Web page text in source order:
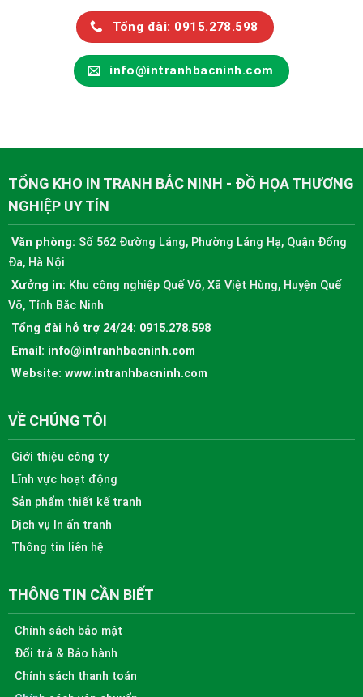
Tổng đài: 0915.278.598
info@intranhbacninh.com
TỔNG KHO IN TRANH BẮC NINH - ĐỒ HỌA THƯƠNG
NGHIỆP UY TÍN
Văn phòng: Số 562 Đường Láng, Phường Láng Hạ, Quận Đống
Đa, Hà Nội
Xưởng in: Khu công nghiệp Quế Võ, Xã Việt Hùng, Huyện Quế
Võ, Tỉnh Bắc Ninh
Tổng đài hỗ trợ 24/24: 0915.278.598
Email: info@intranhbacninh.com
Website: www.intranhbacninh.com
VỀ CHÚNG TÔI
Giới thiệu công ty
Lĩnh vực hoạt động
Sản phẩm thiết kế tranh
Dịch vụ In ấn tranh
Thông tin liên hệ
THÔNG TIN CẦN BIẾT
Chính sách bảo mật
Đổi trả & Bảo hành
Chính sách thanh toán